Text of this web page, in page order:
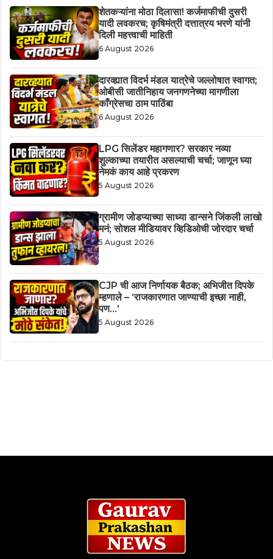
शेतकऱ्यांना मोठा दिलासा! कर्जमाफीची दुसरी
यादी लवकरच; कृषिमंत्री दत्तात्रय भरणे यांनी
दिली महत्त्वाची माहिती
6 August 2026
दारव्ह्यात विदर्भ मंडल यात्रेचे जल्लोषात स्वागत;
ओबीसी जातीनिहाय जनगणनेच्या मागणीला
काँग्रेसचा ठाम पाठिंबा
6 August 2026
LPG सिलेंडर महागणार? सरकार नव्या
शुल्काच्या तयारीत असल्याची चर्चा; जाणून घ्या
नेमकं काय आहे प्रकरण
5 August 2026
ग्रामीण जोडप्याच्या साध्या डान्सने जिंकली लाखो
मनं; सोशल मीडियावर व्हिडिओची जोरदार चर्चा
5 August 2026
CJP ची आज निर्णायक बैठक; अभिजीत दिपके
म्हणाले – ‘राजकारणात जाण्याची इच्छा नाही,
पण…’
5 August 2026